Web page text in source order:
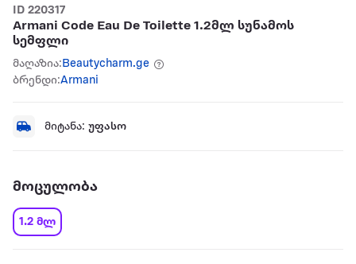
ID 220317
Armani Code Eau De Toilette 1.2მლ სუნამოს
სემფლი
მაღაზია:Beautycharm.ge
ბრენდი:Armani
მიტანა: უფასო
მოცულობა
1.2 მლ